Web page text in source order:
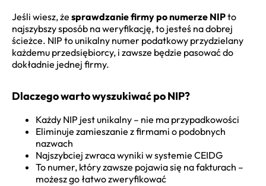
Jeśli wiesz, że sprawdzanie firmy po numerze NIPto
najszybszy sposób na weryfikację, to jesteś na dobrej
ścieżce. NIP to unikalny numer podatkowy przydzielany
każdemu przedsiębiorcy, i zawsze będzie pasować do
dokładnie jednej firmy.
Dlaczego warto wyszukiwać po NIP?
Każdy NIP jest unikalny – nie ma przypadkowości
Eliminuje zamieszanie z firmami o podobnych
nazwach
Najszybciej zwraca wyniki w systemie CEIDG
To numer, który zawsze pojawia się na fakturach –
możesz go łatwo zweryfikować